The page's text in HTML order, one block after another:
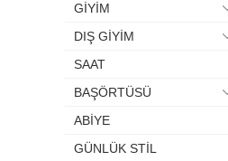
GİYİM
DIŞ GİYİM
SAAT
BAŞÖRTÜSÜ
ABİYE
GÜNLÜK STİL